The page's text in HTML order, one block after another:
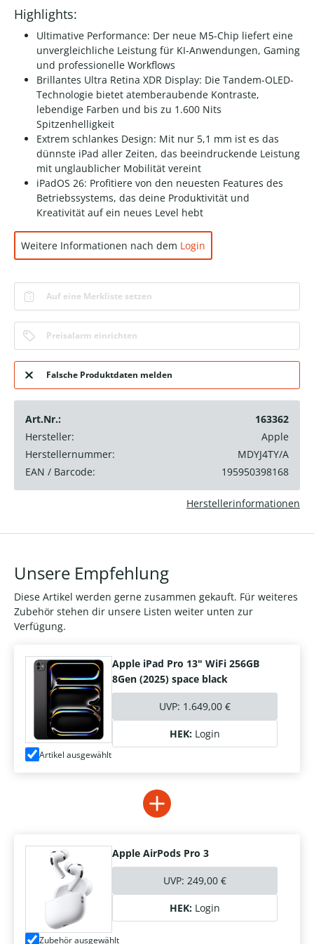
Highlights:
Ultimative Performance: Der neue M5-Chip liefert eine
unvergleichliche Leistung für KI-Anwendungen, Gaming
und professionelle Workflows
Brillantes Ultra Retina XDR Display: Die Tandem-OLED-
Technologie bietet atemberaubende Kontraste,
lebendige Farben und bis zu 1.600 Nits
Spitzenhelligkeit
Extrem schlankes Design: Mit nur 5,1 mm ist es das
dünnste iPad aller Zeiten, das beeindruckende Leistung
mit unglaublicher Mobilität vereint
iPadOS 26: Profitiere von den neuesten Features des
Betriebssystems, das deine Produktivität und
Kreativität auf ein neues Level hebt
Weitere Informationen nach dem Login
Auf eine Merkliste setzen
Preisalarm einrichten
Falsche Produktdaten melden
Art.Nr.:
163362
Hersteller:
Apple
Herstellernummer:
MDYJ4TY/A
EAN / Barcode:
195950398168
Herstellerinformationen
Unsere Empfehlung
Diese Artikel werden gerne zusammen gekauft. Für weiteres
Zubehör stehen dir unsere Listen weiter unten zur
Verfügung.
Apple iPad Pro 13" WiFi 256GB
8Gen (2025) space black
UVP: 1.649,00 €
HEK: Login
Artikel ausgewählt
Apple AirPods Pro 3
UVP: 249,00 €
HEK: Login
Zubehör ausgewählt